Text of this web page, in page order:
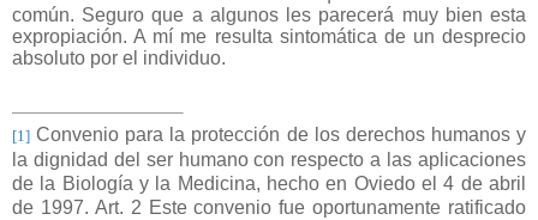
común. Seguro que a algunos les parecerá muy bien esta
expropiación. A mí me resulta sintomática de un desprecio
absoluto por el individuo.
[1] Convenio para la protección de los derechos humanos y
la dignidad del ser humano con respecto a las aplicaciones
de la Biología y la Medicina, hecho en Oviedo el 4 de abril
de 1997. Art. 2 Este convenio fue oportunamente ratificado